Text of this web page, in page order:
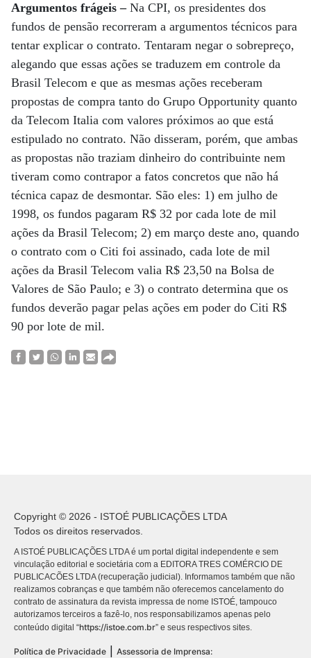
Argumentos frágeis –Na CPI, os presidentes dos
fundos de pensão recorreram a argumentos técnicos para
tentar explicar o contrato. Tentaram negar o sobrepreço,
alegando que essas ações se traduzem em controle da
Brasil Telecom e que as mesmas ações receberam
propostas de compra tanto do Grupo Opportunity quanto
da Telecom Italia com valores próximos ao que está
estipulado no contrato. Não disseram, porém, que ambas
as propostas não traziam dinheiro do contribuinte nem
tiveram como contrapor a fatos concretos que não há
técnica capaz de desmontar. São eles: 1) em julho de
1998, os fundos pagaram R$ 32 por cada lote de mil
ações da Brasil Telecom; 2) em março deste ano, quando
o contrato com o Citi foi assinado, cada lote de mil
ações da Brasil Telecom valia R$ 23,50 na Bolsa de
Valores de São Paulo; e 3) o contrato determina que os
fundos deverão pagar pelas ações em poder do Citi R$
90 por lote de mil.
Copyright © 2026 - ISTOÉ PUBLICAÇÕES LTDA
Todos os direitos reservados.
A ISTOÉ PUBLICAÇÕES LTDA é um portal digital independente e sem
vinculação editorial e societária com a EDITORA TRES COMÉRCIO DE
PUBLICACÕES LTDA (recuperação judicial). Informamos também que não
realizamos cobranças e que também não oferecemos cancelamento do
contrato de assinatura da revista impressa de nome ISTOÉ, tampouco
autorizamos terceiros a fazê-lo, nos responsabilizamos apenas pelo
conteúdo digital “https://istoe.com.br” e seus respectivos sites.
Política de Privacidade Assessoria de Imprensa: